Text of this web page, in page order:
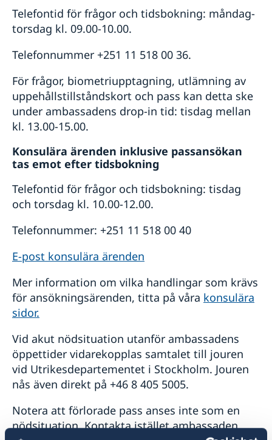
Telefontid för frågor och tidsbokning: måndag-
torsdag kl. 09.00-10.00.
Telefonnummer +251 11 518 00 36.
För frågor, biometriupptagning, utlämning av
uppehållstillståndskort och pass kan detta ske
under ambassadens drop-in tid: tisdag mellan
kl. 13.00-15.00.
Konsulära ärenden inklusive passansökan
tas emot efter tidsbokning
Telefontid för frågor och tidsbokning: tisdag
och torsdag kl. 10.00-12.00.
Telefonnummer: +251 11 518 00 40
E-post konsulära ärenden
Mer information om vilka handlingar som krävs
för ansökningsärenden, titta på våra konsulära
sidor.
Vid akut nödsituation utanför ambassadens
öppettider vidarekopplas samtalet till jouren
vid Utrikesdepartementet i Stockholm. Jouren
nås även direkt på +46 8 405 5005.
Notera att förlorade pass anses inte som en
nödsituation. Kontakta istället ambassaden